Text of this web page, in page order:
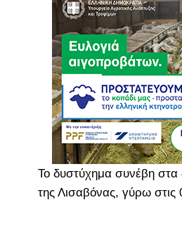
Το δυστύχημα συνέβη στα
της Λισαβόνας, γύρω στις